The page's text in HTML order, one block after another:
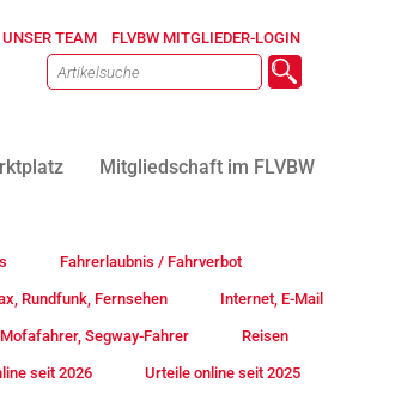
UNSER TEAM FLVBW MITGLIEDER-LOGIN
Mitgliedschaft im FLVBW
Fahrerlaubnis / Fahrverbot
Rundfunk, Fernsehen Internet, E-Mail
Segway-Fahrer Reisen
seit 2026 Urteile online seit 2025